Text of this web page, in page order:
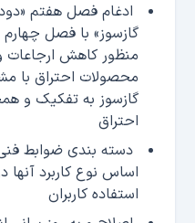
ادغام فصل هفتم
گازسوز» با فصل چهارم
منظور کاهش
محصولات احتراق با
گازسوز به تفکیک و
احتراق
دسته بندی ضوابط
اساس نوع کاربرد
استفاده کاربران